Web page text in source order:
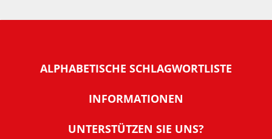
ALPHABETISCHE SCHLAGWORTLISTE
INFORMATIONEN
Warum NachDenkSeiten
UNTERSTÜTZEN SIE UNS?